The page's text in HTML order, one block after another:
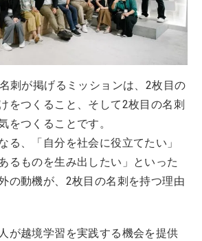
刺が掲げるミッションは、2枚目の
をつくること、そして2枚目の名刺
をつくることです。
る、「自分を社会に役立てたい」
るものを生み出したい」といった
の動機が、2枚目の名刺を持つ理由
が越境学習を実践する機会を提供